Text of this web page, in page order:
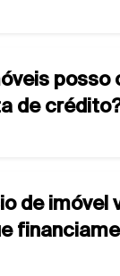
posso
de
de imóvel